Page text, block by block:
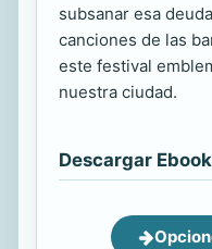
subsanar esa
canciones de las
este festival
nuestra ciudad.
Descargar Ebook